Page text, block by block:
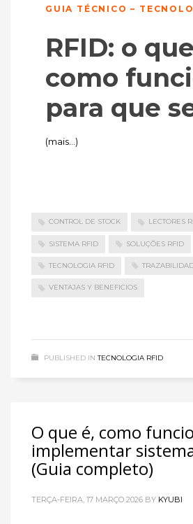
GUIA TÉCNICO –
RFID: o
como
para que
(mais…)
CONTROL DE STOCK LECTORES
SISTEMA RFID SOLUÇÕES RFID
TECNOLOGIA RFID
VENTAJAS Y BENEFICIOS
PUBLISHED IN TECNOLOGIA RFID
O que é, como
implementar
(Guia completo)
TERÇA-FEIRA, 17 MARÇO 2026 BY KYUBI